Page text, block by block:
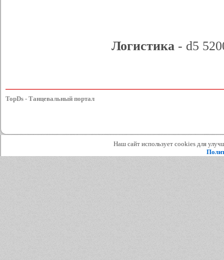
Логистика - d5
TopDs - Танцевальный портал
Наш сайт использует cookies для